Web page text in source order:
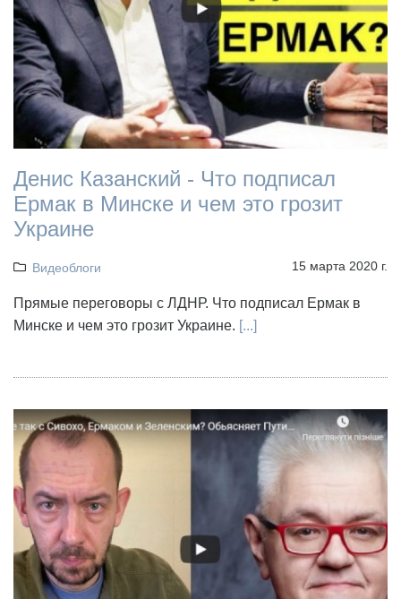
Денис Казанский - Что подписал
Ермак в Минске и чем это грозит
Украине
Видеоблоги 15 марта 2020 г.
Прямые переговоры с ЛДНР. Что подписал Ермак в
Минске и чем это грозит Украине. [...]